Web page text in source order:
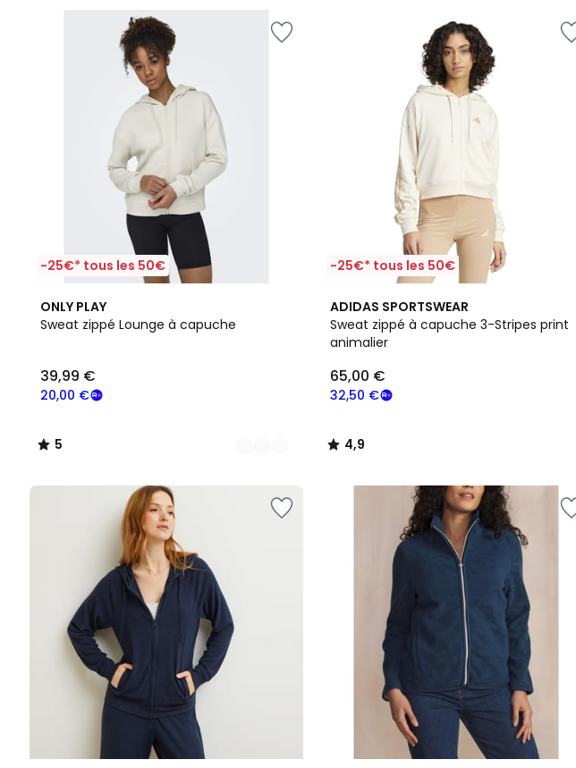
-25€* tous les 50€
ONLY PLAY
Sweat zippé Lounge à capuche
20,00 €
39,99 €
5
/
2
Couleurs
5
/
-25€* tous les 50€
ADIDAS SPORTSWEAR
Sweat zippé à capuche 3-Stripes print
animalier
32,50 €
65,00 €
4,9
/ 5
4,9
/